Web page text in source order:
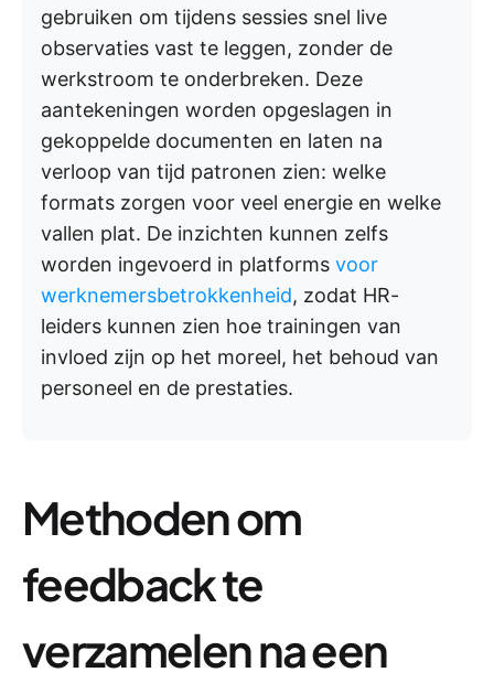
gebruiken om tijdens sessies snel live
observaties vast te leggen, zonder de
werkstroom te onderbreken. Deze
aantekeningen worden opgeslagen in
gekoppelde documenten en laten na
verloop van tijd patronen zien: welke
formats zorgen voor veel energie en welke
vallen plat. De inzichten kunnen zelfs
worden ingevoerd in platforms voor
werknemersbetrokkenheid, zodat HR-
leiders kunnen zien hoe trainingen van
invloed zijn op het moreel, het behoud van
personeel en de prestaties.
Methoden om
feedback te
verzamelen na een